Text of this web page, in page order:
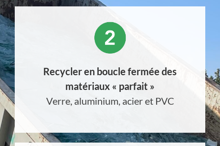
Recycler en boucle fermée des
matériaux « parfait »
Verre, aluminium, acier et PVC